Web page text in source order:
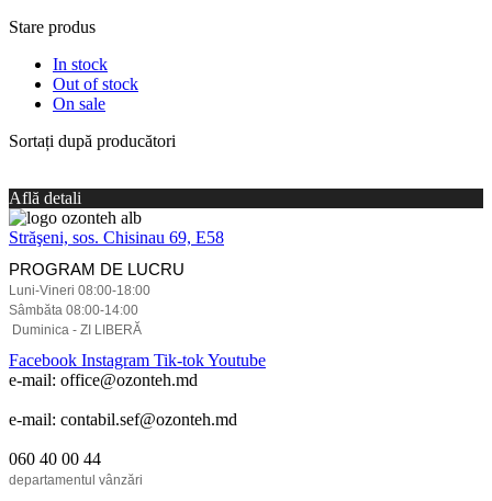
Stare produs
In stock
Out of stock
On sale
Sortați după producători
Află detali
Străşeni, sos. Chisinau 69, E58
PROGRAM DE LUCRU
Luni-Vineri 08:00-18:00
Sâmbăta 08:00-14:00
Duminica - ZI LIBERĂ
Facebook Instagram Tik-tokYoutube
e-mail: office@ozonteh.md
e-mail: contabil.sef@ozonteh.md
060 40 00 44
departamentul vânzări